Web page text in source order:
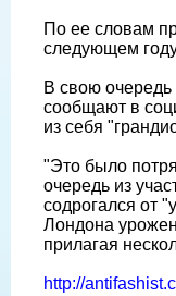
По ее словам
следующем
В свою
сообщают в
из себя
"Это было
очередь из
содрогался от
Лондона
прилагая
http://